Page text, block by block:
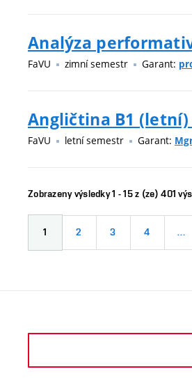
Analýza
FaVU zimní semestr Garant:
Angličtina B1 (letní)
FaVU letní semestr Garant:
Zobrazeny výsledky 1 - 15 z (ze) 401
1 2 3 4 …